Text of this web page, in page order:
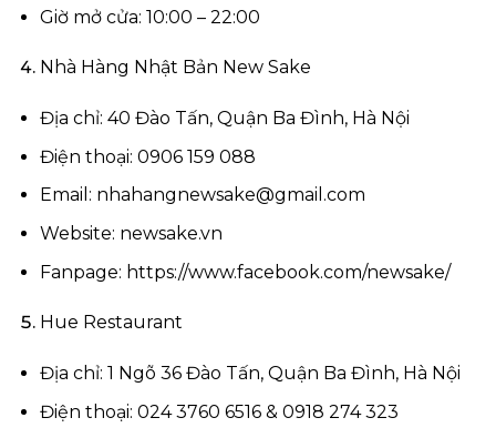
Giờ mở cửa: 10:00 – 22:00
Nhà Hàng Nhật Bản New Sake
Địa chỉ: 40 Đào Tấn, Quận Ba Đình, Hà Nội
Điện thoại: 0906 159 088
Email: nhahangnewsake@gmail.com
Website: newsake.vn
Fanpage: https://www.facebook.com/newsake/
Hue Restaurant
Địa chỉ: 1 Ngõ 36 Đào Tấn, Quận Ba Đình, Hà Nội
Điện thoại: 024 3760 6516 & 0918 274 323